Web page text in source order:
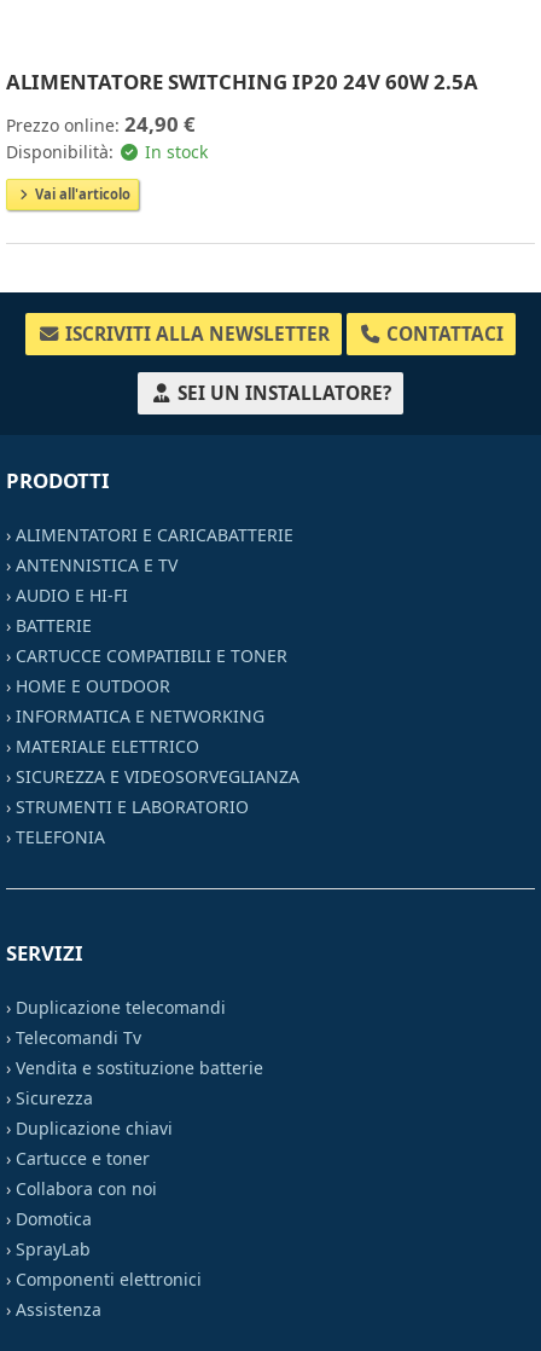
ALIMENTATORE SWITCHING IP20 24V 60W 2.5A
Prezzo online: 24,90 €
Disponibilità: In stock
Vai all'articolo
ISCRIVITI ALLA NEWSLETTER CONTATTACI
SEI UN INSTALLATORE?
PRODOTTI
› ALIMENTATORI E CARICABATTERIE
› ANTENNISTICA E TV
› AUDIO E HI-FI
› BATTERIE
› CARTUCCE COMPATIBILI E TONER
› HOME E OUTDOOR
› INFORMATICA E NETWORKING
› MATERIALE ELETTRICO
› SICUREZZA E VIDEOSORVEGLIANZA
› STRUMENTI E LABORATORIO
› TELEFONIA
SERVIZI
› Duplicazione telecomandi
› Telecomandi Tv
› Vendita e sostituzione batterie
› Sicurezza
› Duplicazione chiavi
› Cartucce e toner
› Collabora con noi
› Domotica
› SprayLab
› Componenti elettronici
› Assistenza